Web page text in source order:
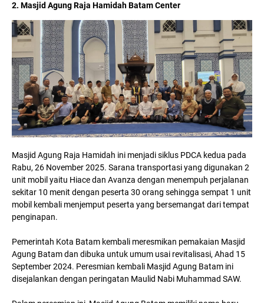
2. Masjid Agung Raja Hamidah Batam Center
Masjid Agung Raja Hamidah ini menjadi siklus PDCA kedua pada
Rabu, 26 November 2025. Sarana transportasi yang digunakan 2
unit mobil yaitu Hiace dan Avanza dengan menempuh perjalanan
sekitar 10 menit dengan peserta 30 orang sehingga sempat 1 unit
mobil kembali menjemput peserta yang bersemangat dari tempat
penginapan.
Pemerintah Kota Batam kembali meresmikan pemakaian Masjid
Agung Batam dan dibuka untuk umum usai revitalisasi, Ahad 15
September 2024. Peresmian kembali Masjid Agung Batam ini
disejalankan dengan peringatan Maulid Nabi Muhammad SAW.